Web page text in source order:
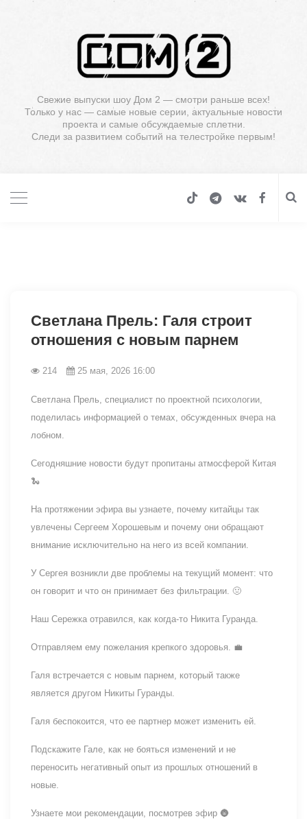
Свежие выпуски шоу Дом 2 — смотри раньше всех!
Только у нас — самые новые серии, актуальные новости
проекта и самые обсуждаемые сплетни.
Следи за развитием событий на телестройке первым!
Светлана Прель: Галя строит
отношения с новым парнем
214 25 мая, 2026 16:00
Светлана Прель, специалист по проектной психологии,
поделилась информацией о темах, обсужденных вчера на
лобном.
Сегодняшние новости будут пропитаны атмосферой Китая
🐍
На протяжении эфира вы узнаете, почему китайцы так
увлечены Сергеем Хорошевым и почему они обращают
внимание исключительно на него из всей компании.
У Сергея возникли две проблемы на текущий момент: что
он говорит и что он принимает без фильтрации. 🤢
Наш Сережка отравился, как когда-то Никита Гуранда.
Отправляем ему пожелания крепкого здоровья. 💼
Галя встречается с новым парнем, который также
является другом Никиты Гуранды.
Галя беспокоится, что ее партнер может изменить ей.
Подскажите Гале, как не бояться изменений и не
переносить негативный опыт из прошлых отношений в
новые.
Узнаете мои рекомендации, посмотрев эфир 🌚